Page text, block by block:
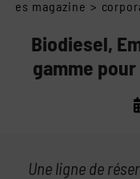
es magazine >
Biodiesel,
gamme
Une ligne de